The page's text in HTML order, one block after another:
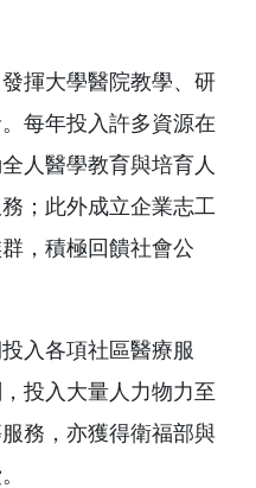
揮大學醫院教學、研
每年投入許多資源在
人醫學教育與培育人
；此外成立企業志工
，積極回饋社會公
入各項社區醫療服
投入大量人力物力至
務，亦獲得衛福部與